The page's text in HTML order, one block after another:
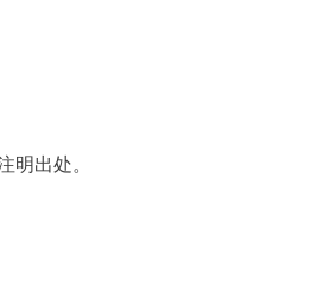
出处。